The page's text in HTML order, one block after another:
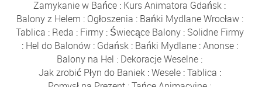
Zamykanie w Bańce : Kurs Animatora Gdańsk :
Balony z Helem : Ogłoszenia : Bańki Mydlane Wrocław:
Tablica : Reda : Firmy: Świecące Balony: Solidne Firmy
: Hel do Balonów: Gdańsk: Bańki Mydlane:Anonse:
Balony na Hel : Dekoracje Weselne :
Jak zrobić Płyn do Baniek:Wesele:Tablica :